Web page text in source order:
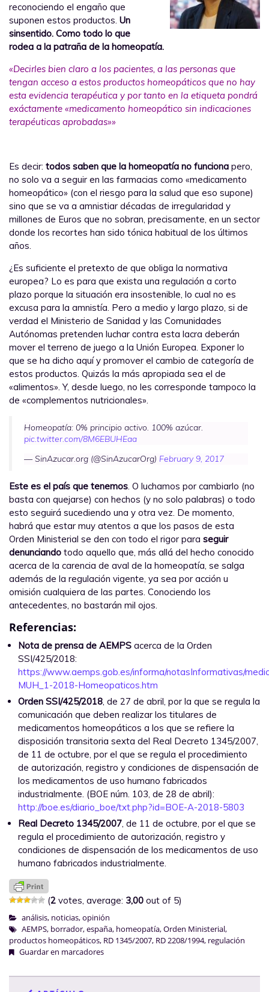
reconociendo el engaño que
suponen estos productos. Un
sinsentido. Como todo lo que
rodea a la patraña de la homeopatía.
«Decirles bien claro a los pacientes, a las personas que
tengan acceso a estos productos homeopáticos que no hay
esta evidencia terapéutica y por tanto en la etiqueta pondrá
exáctamente «medicamento homeopático sin indicaciones
terapéuticas aprobadas»»
Es decir: todos saben que la homeopatía no funciona pero,
no solo va a seguir en las farmacias como «medicamento
homeopático» (con el riesgo para la salud que eso supone)
sino que se va a amnistiar décadas de irregularidad y
millones de Euros que no sobran, precisamente, en un sector
donde los recortes han sido tónica habitual de los últimos
años.
¿Es suficiente el pretexto de que obliga la normativa
europea? Lo es para que exista una regulación a corto
plazo porque la situación era insostenible, lo cual no es
excusa para la amnistía. Pero a medio y largo plazo, si de
verdad el Ministerio de Sanidad y las Comunidades
Autónomas pretenden luchar contra esta lacra deberán
mover el terreno de juego a la Unión Europea. Exponer lo
que se ha dicho aquí y promover el cambio de categoría de
estos productos. Quizás la más apropiada sea el de
«alimentos». Y, desde luego, no les corresponde tampoco la
de «complementos nutricionales».
Homeopatía: 0% principio activo. 100% azúcar.
pic.twitter.com/8M6EBUHEaa
— SinAzucar.org (@SinAzucarOrg) February 9, 2017
Este es el país que tenemos. O luchamos por cambiarlo (no
basta con quejarse) con hechos (y no solo palabras) o todo
esto seguirá sucediendo una y otra vez. De momento,
habrá que estar muy atentos a que los pasos de esta
Orden Ministerial se den con todo el rigor para seguir
denunciando todo aquello que, más allá del hecho conocido
acerca de la carencia de aval de la homeopatía, se salga
además de la regulación vigente, ya sea por acción u
omisión cualquiera de las partes. Conociendo los
antecedentes, no bastarán mil ojos.
Referencias:
Nota de prensa de AEMPS acerca de la Orden
SSI/425/2018:
https://www.aemps.gob.es/informa/notasInformativas/
MUH_1-2018-Homeopaticos.htm
Orden SSI/425/2018, de 27 de abril, por la que se regula la
comunicación que deben realizar los titulares de
medicamentos homeopáticos a los que se refiere la
disposición transitoria sexta del Real Decreto 1345/2007,
de 11 de octubre, por el que se regula el procedimiento
de autorización, registro y condiciones de dispensación de
los medicamentos de uso humano fabricados
industrialmente. (BOE núm. 103, de 28 de abril):
http://boe.es/diario_boe/txt.php?id=BOE-A-2018-5803
Real Decreto 1345/2007, de 11 de octubre, por el que se
regula el procedimiento de autorización, registro y
condiciones de dispensación de los medicamentos de uso
humano fabricados industrialmente.
(2 votes, average: 3,00 out of 5)
análisis, noticias,opinión
AEMPS, borrador,españa, homeopatía,Orden Ministerial,
productos homeopáticos, RD 1345/2007, RD 2208/1994, regulación
Guardar en marcadores